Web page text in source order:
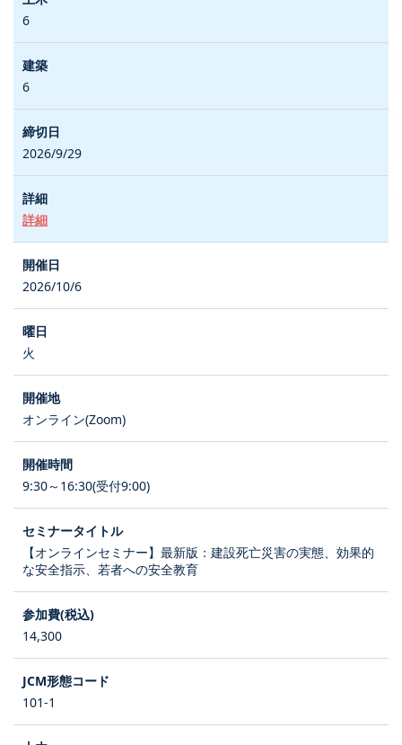
6
6
2026/9/29
詳細
2026/10/6
火
オンライン(Zoom)
9:30～16:30(受付9:00)
【オンラインセミナー】最新版：建設死亡災害の実態、効果的
な安全指示、若者への安全教育
14,300
101-1